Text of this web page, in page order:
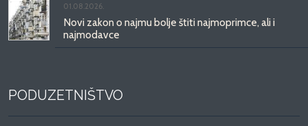
01.08.2026.
Novi zakon o najmu bolje štiti najmoprimce, ali i
najmodavce
PODUZETNIŠTVO